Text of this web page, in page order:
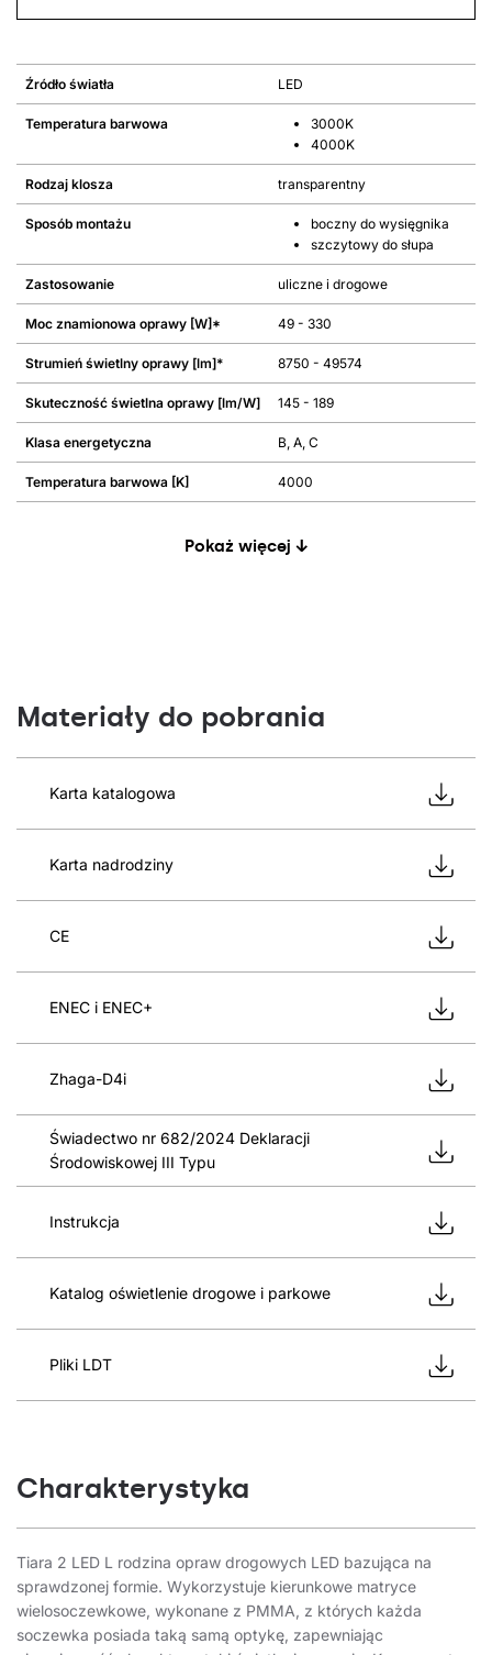
Źródło światła LED
Temperatura barwowa
3000K
4000K
Rodzaj klosza transparentny
Sposób montażu
boczny do wysięgnika
szczytowy do słupa
Zastosowanie uliczne i drogowe
Moc znamionowa oprawy [W]* 49 - 330
Strumień świetlny oprawy [lm]* 8750 - 49574
Skuteczność świetlna oprawy [lm/W] 145 - 189
Klasa energetyczna B, A, C
Temperatura barwowa [K] 4000
Pokaż więcej ↓
Materiały do pobrania
Karta katalogowa
Karta nadrodziny
CE
ENEC i ENEC+
Zhaga-D4i
Świadectwo nr 682/2024 Deklaracji
Środowiskowej III Typu
Instrukcja
Katalog oświetlenie drogowe i parkowe
Pliki LDT
Charakterystyka
Tiara 2 LED L rodzina opraw drogowych LED bazująca na
sprawdzonej formie. Wykorzystuje kierunkowe matryce
wielosoczewkowe, wykonane z PMMA, z których każda
soczewka posiada taką samą optykę, zapewniając